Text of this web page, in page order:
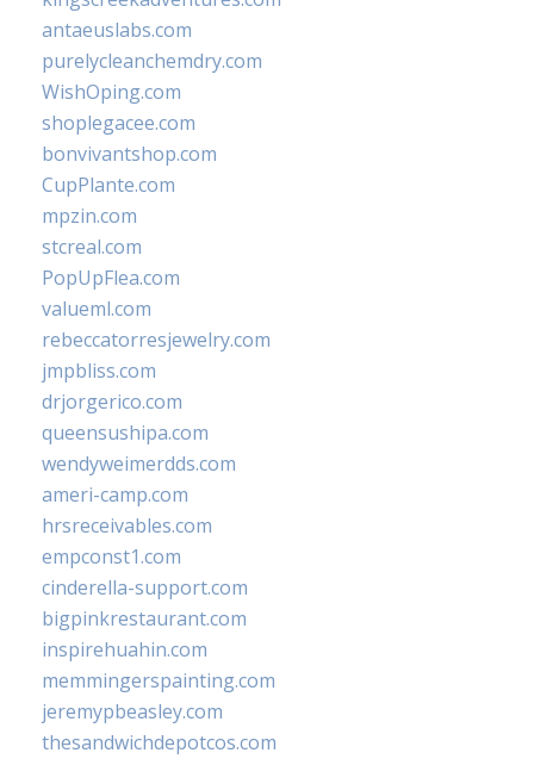
antaeuslabs.com
purelycleanchemdry.com
WishOping.com
shoplegacee.com
bonvivantshop.com
CupPlante.com
mpzin.com
stcreal.com
PopUpFlea.com
valueml.com
rebeccatorresjewelry.com
jmpbliss.com
drjorgerico.com
queensushipa.com
wendyweimerdds.com
ameri-camp.com
hrsreceivables.com
empconst1.com
cinderella-support.com
bigpinkrestaurant.com
inspirehuahin.com
memmingerspainting.com
jeremypbeasley.com
thesandwichdepotcos.com